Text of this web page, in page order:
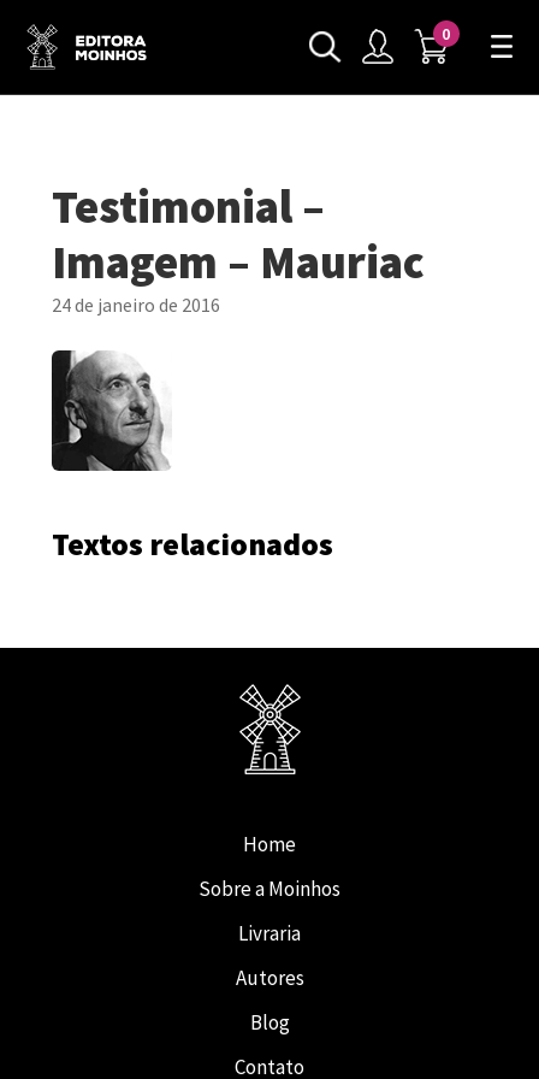
0
Testimonial –
Imagem – Mauriac
24 de janeiro de 2016
Textos relacionados
Home
Sobre a Moinhos
Livraria
Autores
Blog
Contato